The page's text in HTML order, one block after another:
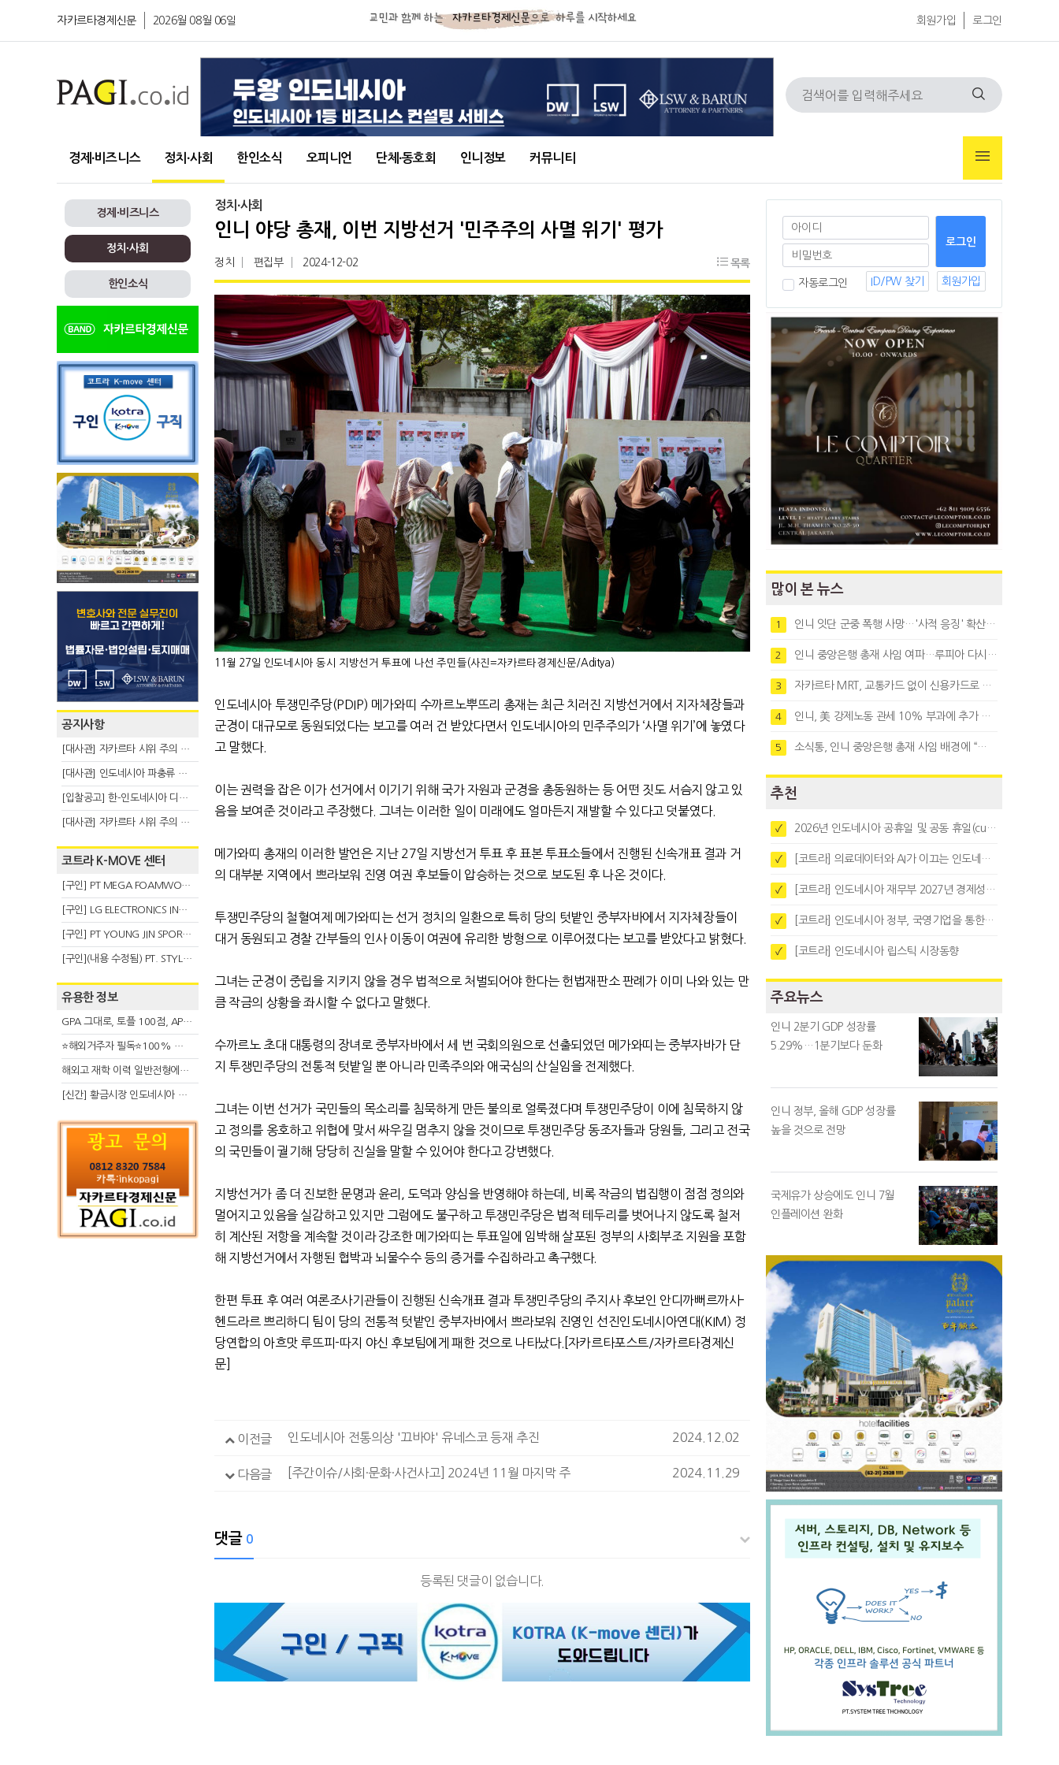
자카르타경제신문 2026월 08월 06일 회원가입 로그인
경제∙비즈니스 정치∙사회 한인소식 오피니언 단체∙동호회 인니정보 커뮤니티
경제∙비즈니스
정치∙사회
한인소식
공지사항
[대사관] 자카르타 시위 주의 안내(8.3)
[대사관] 인도네시아 파충류 불법 반출 주의 (7.29)
[입찰공고] 한-인도네시아 디지털융복합 탈 전시회
[대사관] 자카르타 시위 주의 안내(7.27)
코트라 K-MOVE 센터
[구인] PT MEGA FOAMWORKS INDONESIA
[구인] LG ELECTRONICS INDONESIA
[구인] PT YOUNG JIN SPORT INDONESIA
[구인](내용 수정됨) PT. STYLE KOREAN INDONESIA (스타일 코리안 인도네시아)
유용한 정보
GPA 그대로, 토플 100점, AP 막막 — 원인은 하나입니다
⭐해외거주자 필독⭐100% 온라인 마지막 한국어교원 2급 추가모집 (~8/2)
해외고 재학 이력 일반전형에서 분명한 입시 강점 살리는 전략
[신간] 황금시장 인도네시아 슈퍼리치의 성공 수업
정치∙사회
인니 야당 총재, 이번 지방선거 '민주주의 사멸 위기' 평가
정치 편집부 2024-12-02 목록
11월 27일 인도네시아 동시 지방선거 투표에 나선 주민들(사진=자카르타경제신문/Aditya)
인도네시아 투쟁민주당(PDIP) 메가와띠 수까르노뿌뜨리 총재는 최근 치러진 지방선거에서 지자체장들과
군경이 대규모로 동원되었다는 보고를 여러 건 받았다면서 인도네시아의 민주주의가 ‘사멸 위기’에 놓였다
고 말했다.
이는 권력을 잡은 이가 선거에서 이기기 위해 국가 자원과 군경을 총동원하는 등 어떤 짓도 서슴지 않고 있
음을 보여준 것이라고 주장했다. 그녀는 이러한 일이 미래에도 얼마든지 재발할 수 있다고 덧붙였다.
메가와띠 총재의 이러한 발언은 지난 27일 지방선거 투표 후 표본 투표소들에서 진행된 신속개표 결과 거
의 대부분 지역에서 쁘라보워 진영 여권 후보들이 압승하는 것으로 보도된 후 나온 것이다.
투쟁민주당의 철혈여제 메가와띠는 선거 정치의 일환으로 특히 당의 텃밭인 중부자바에서 지자체장들이
대거 동원되고 경찰 간부들의 인사 이동이 여권에 유리한 방형으로 이루어졌다는 보고를 받았다고 밝혔다.
그녀는 군경이 중립을 지키지 않을 경우 법적으로 처벌되어야 한다는 헌법재판소 판례가 이미 나와 있는 만
큼 작금의 상황을 좌시할 수 없다고 말했다.
수까르노 초대 대통령의 장녀로 중부자바에서 세 번 국회의원으로 선출되었던 메가와띠는 중부자바가 단
지 투쟁민주당의 전통적 텃밭일 뿐 아니라 민족주의와 애국심의 산실임을 전제했다.
그녀는 이번 선거가 국민들의 목소리를 침묵하게 만든 불의로 얼룩졌다며 투쟁민주당이 이에 침묵하지 않
고 정의를 옹호하고 위협에 맞서 싸우길 멈추지 않을 것이므로 투쟁민주당 동조자들과 당원들,
그리고 전국
의 국민들이 궐기해 당당히 진실을 말할 수 있어야 한다고 강변했다.
지방선거가 좀 더 진보한 문명과 윤리 도덕과 양심을 반영해야 하는데
비록 작금의 법집행이 점점 정의와
멀어지고 있음을 실감하고 있지만 그럼에도 불구하고 투쟁민주당은 법적 테두리를 벗어나지 않도록 철저
히 계산된 저항을 계속할 것이라 강조한 메가와띠는 투표일에 임박해 살포된 정부의 사회부조 지원을 포함
해 지방선거에서 자행된 협박과 뇌물수수 등의 증거를 수집하라고 촉구했다.
한편 투표 후 여러 여론조사기관들이 진행된 신속개표 결과 투쟁민주당의 주지사 후보인 안디까뻐르까사-
헨드라르 쁘리하디 팀이 당의 전통적 텃밭인 중부자바에서 쁘라보워 진영인 선진인도네시아연대(KIM) 정
당연합의 아흐맛 루뜨피-따지 야신 후보팀에게 패한 것으로 나타났다.[ 자카르타포스트 /자카르타경제신
문]
이전글 인도네시아 전통의상 '끄바야' 유네스코 등재 추진 2024.12.02
다음글 [주간이슈/사회·문화·사건사고] 2024년 11월 마지막 주 2024.11.29
댓글 0
등록된 댓글이 없습니다.
자동로그인 ID/PW 찾기 회원가입
많이 본 뉴스
1 인니 잇단 군중 폭행 사망…'사적 응징' 확산에 법치 우려
2 인니 중앙은행 총재 사임 여파…루피아 다시 1만8천대로 약세
3 자카르타 MRT, 교통카드 없이 신용카드로 바로 탄다
4 인니, 美 강제노동 관세 10% 부과에 추가 협상 착수
5 소식통, 인니 중앙은행 총재 사임 배경에 “정부와 정책 갈등"
추천
✓ 2026년 인도네시아 공휴일 및 공동 휴일(cuti bersama)
✓ [코트라] 의료데이터와 AI가 이끄는 인도네시아 디지털 헬스케어 시장 트렌드
✓ [코트라] 인도네시아 재무부 2027년 경제성장 전망 및 목표 발표
✓ [코트라] 인도네시아 정부, 국영기업을 통한 석탄·팜유·합금철 수출 중앙집중화 추진
✓ [코트라] 인도네시아 립스틱 시장동향
주요뉴스
인니 2분기 GDP 성장률
5.29%…1분기보다 둔화
인니 정부, 올해 GDP 성장률
높을 것으로 전망
국제유가 상승에도 인니 7월
인플레이션 완화